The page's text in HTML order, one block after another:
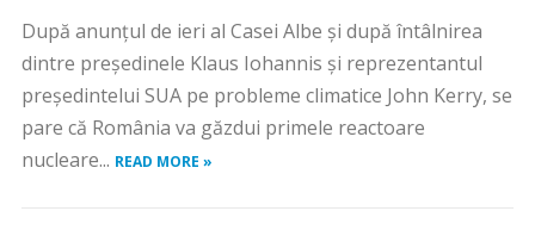
După anunțul de ieri al Casei Albe și după întâlnirea
dintre președinele Klaus Iohannis și reprezentantul
președintelui SUA pe probleme climatice John Kerry, se
pare că România va găzdui primele reactoare
nucleare... READ MORE »